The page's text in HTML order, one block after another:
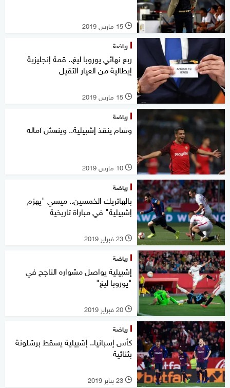
l 15 مارس 2019
رياضة
ربع نهائي يوروبا ليغ.. قمة إنجليزية
إيطالية من العيار الثقيل
l 15 مارس 2019
رياضة
وسام ينقذ إشبيلية.. وينعش آماله
l 10 مارس 2019
رياضة
بالهاتريك الخمسين.. ميسي "يهزم
إشبيلية" في مباراة تاريخية
l 23 فبراير 2019
رياضة
إشبيلية يواصل مشواره الناجح في
"يوروبا ليغ"
l 20 فبراير 2019
رياضة
كأس إسبانيا.. إشبيلية يسقط برشلونة
بثنائية
l 23 يناير 2019